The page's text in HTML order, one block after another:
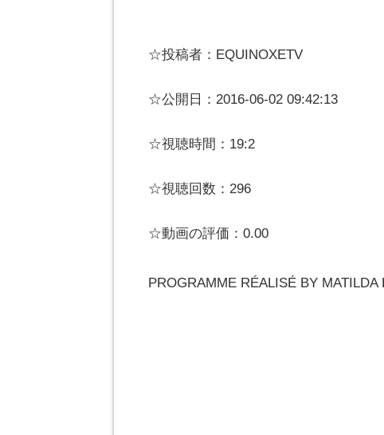
☆投稿者：EQUINOXETV
☆公開日：2016-06-02 09:42:13
☆視聴時間：19:2
☆視聴回数：296
☆動画の評価：0.00
PROGRAMME RÉALISÉ BY MATILDA